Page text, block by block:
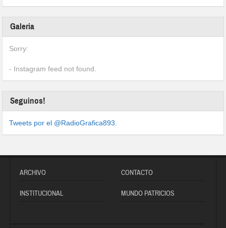
Galeria
Sorry:
- Instagram feed not found.
Seguinos!
Tweets por el @RadioGrafica893.
ARCHIVO CONTACTO
INSTITUCIONAL MUNDO PATRICIOS